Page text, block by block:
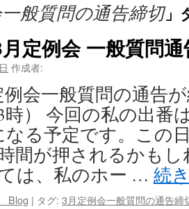
般質問の通告締切」
定例会 一般質問
作成者:
例会一般質問の通告
） 今回の私の出番
なる予定です。この
間が押されるかも
は、私のホー … 続
Blog | タグ: 3月定例会一般質問の通告締